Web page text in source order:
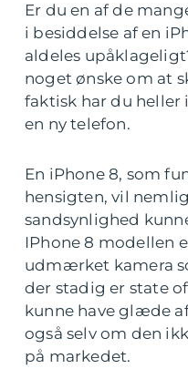
Er du en af de
i besiddelse af en
aldeles
noget ønske om at
faktisk har du
en ny telefon.
En iPhone 8, som
hensigten, vil
sandsynlighed
IPhone 8 modellen
udmærket kamera
der stadig er state
kunne have glæde
også selv om den
på markedet.